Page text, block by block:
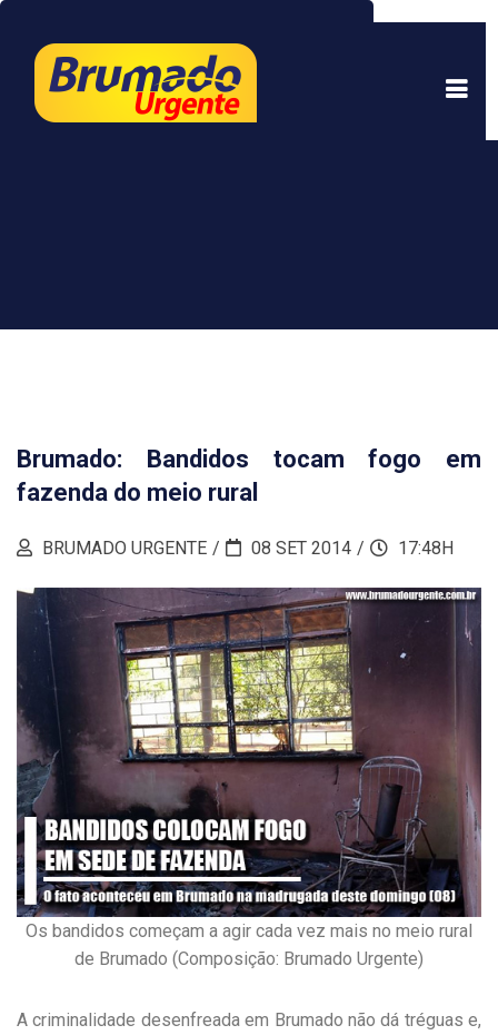
experiência. Ao continuar a navegar, você está
de acordo com isso.Saber mais.
Brumado: Bandidos tocam fogo em
fazenda do meio rural
BRUMADO URGENTE 08 SET 2014 17:48H
Os bandidos começam a agir cada vez mais no meio rural
de Brumado (Composição: Brumado Urgente)
A criminalidade desenfreada em Brumado não dá tréguas e,